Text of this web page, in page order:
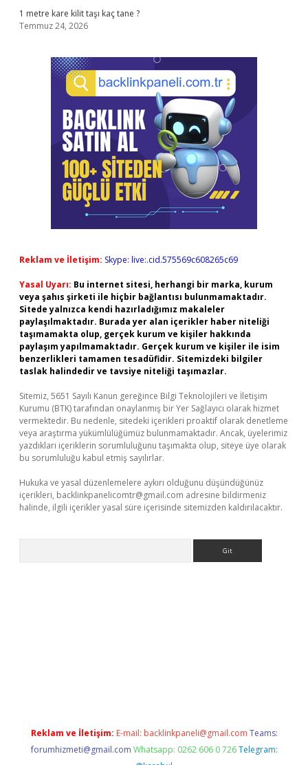
1 metre kare kilit taşı kaç tane ?
Temmuz 24, 2026
Reklam ve İletişim: Skype: live:.cid.575569c608265c69
Yasal Uyarı: Bu internet sitesi, herhangi bir marka, kurum
veya şahıs şirketi ile hiçbir bağlantısı bulunmamaktadır.
Sitede yalnızca kendi hazırladığımız makaleler
paylaşılmaktadır. Burada yer alan içerikler haber niteliği
taşımamakta olup, gerçek kurum ve kişiler hakkında
paylaşım yapılmamaktadır. Gerçek kurum ve kişiler ile isim
benzerlikleri tamamen tesadüfidir. Sitemizdeki bilgiler
taslak halindedir ve tavsiye niteliği taşımazlar.
Sitemiz, 5651 Sayılı Kanun gereğince Bilgi Teknolojileri ve İletişim
Kurumu (BTK) tarafından onaylanmış bir Yer Sağlayıcı olarak hizmet
vermektedir. Bu nedenle, sitedeki içerikleri proaktif olarak denetleme
veya araştırma yükümlülüğümüz bulunmamaktadır. Ancak, üyelerimiz
yazdıkları içeriklerin sorumluluğunu taşımakta olup, siteye üye olarak
bu sorumluluğu kabul etmiş sayılırlar.
Hukuka ve yasal düzenlemelere aykırı olduğunu düşündüğünüz
içerikleri, backlinkpanelicomtr@gmail.com adresine bildirmeniz
halinde, ilgili içerikler yasal süre içerisinde sitemizden kaldırılacaktır.
Reklam ve İletişim: E-mail: backlinkpaneli@gmail.com Teams:
forumhizmeti@gmail.com Whatsapp: 0262 606 0 726 Telegram: